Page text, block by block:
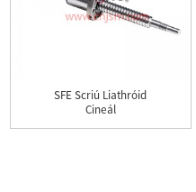
SFE Scriú Liathróid
Cineál